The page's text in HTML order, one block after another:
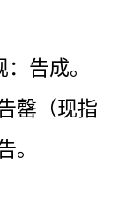
告成。
罄（现指
。